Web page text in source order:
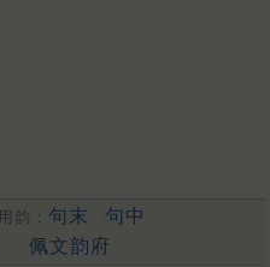
用韵： 句末 句中
佩文韵府